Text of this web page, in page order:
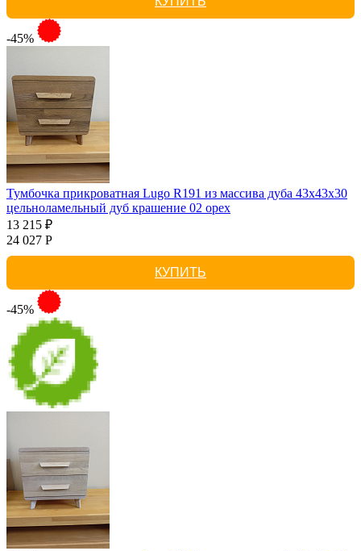
-45%
Тумбочка прикроватная Lugo R191 из массива дуба 43х43х30
цельноламельный дуб крашение 02 орех
13 215 ₽
24 027 Р
КУПИТЬ
-45%